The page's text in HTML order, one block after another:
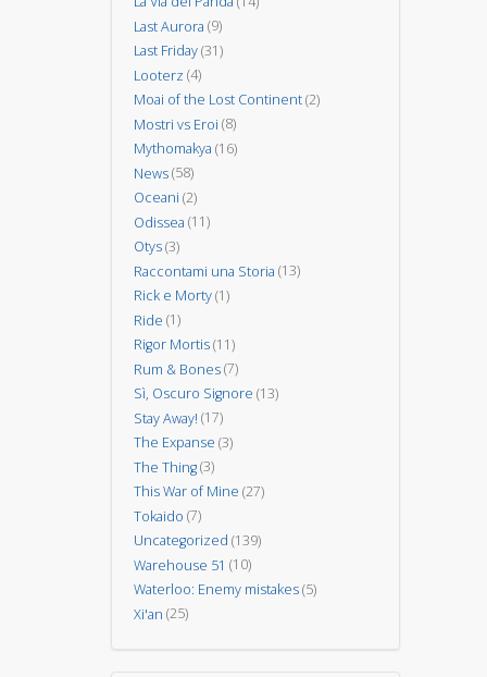
Last Aurora (9)
Last Friday(31)
Looterz (4)
Moai of the Lost Continent(2)
Mostri vs Eroi (8)
Mythomakya (16)
News(58)
Oceani (2)
Odissea (11)
Otys(3)
Raccontami una Storia (13)
Rick e Morty(1)
Ride (1)
Rigor Mortis(11)
Rum & Bones(7)
Sì, Oscuro Signore (13)
Stay Away! (17)
The Expanse (3)
The Thing(3)
This War of Mine (27)
Tokaido (7)
Uncategorized (139)
Warehouse 51 (10)
Waterloo: Enemy mistakes(5)
Xi'an (25)